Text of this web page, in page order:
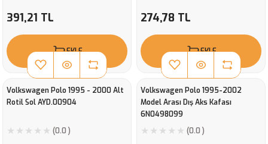
391,21 TL
EKLE
274,78 TL
EKLE
Volkswagen Polo 1995 - 2000 Alt
Rotil Sol AYD.00904
(0.0 )
Volkswagen Polo 1995-2002
Model Arası Dış Aks Kafası
6N0498099
(0.0 )